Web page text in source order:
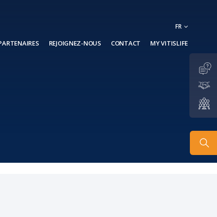
FR
REJOIGNEZ-NOUS CONTACT MY VITISLIFE